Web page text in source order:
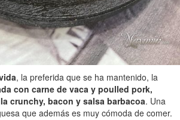
, la preferida que se ha mantenido, la
con carne de vaca y poulled pork,
crunchy, bacon y salsa barbacoa. Una
que además es muy cómoda de comer.